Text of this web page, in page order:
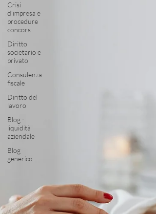
Crisi
d'impresa e
procedure
concors
Diritto
societario e
privato
Consulenza
fiscale
Diritto del
lavoro
Blog -
liquidità
aziendale
Blog
generico